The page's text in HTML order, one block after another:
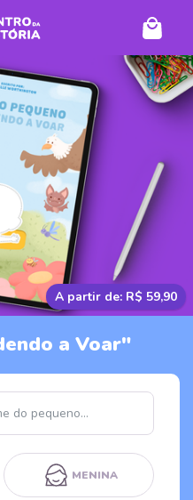
A partir de: R$ 59,90
a Voar"
MENINA